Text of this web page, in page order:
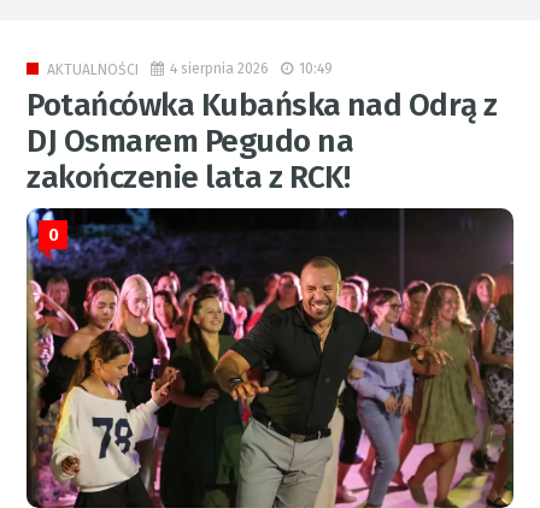
AKTUALNOŚCI 4 sierpnia 2026 10:49
Potańcówka Kubańska nad Odrą z
DJ Osmarem Pegudo na
zakończenie lata z RCK!
0